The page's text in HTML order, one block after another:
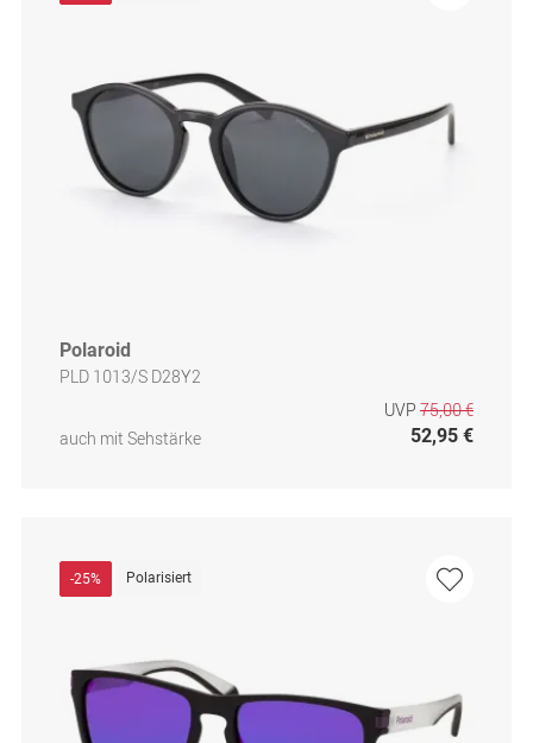
Polaroid
PLD 1013/S D28Y2
auch mit Sehstärke
UVP 75,00 €
52,95 €
-25% Polarisiert